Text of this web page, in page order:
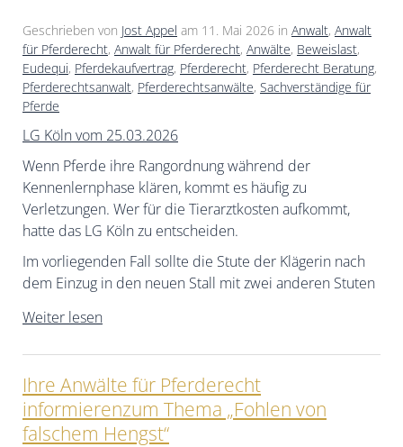
Geschrieben von Jost Appel am 11. Mai 2026 in Anwalt, Anwalt
für Pferderecht, Anwalt für Pferderecht, Anwälte, Beweislast,
Eudequi, Pferdekaufvertrag, Pferderecht, Pferderecht Beratung,
Pferderechtsanwalt, Pferderechtsanwälte, Sachverständige für
Pferde
LG Köln vom 25.03.2026
Wenn Pferde ihre Rangordnung während der
Kennenlernphase klären, kommt es häufig zu
Verletzungen. Wer für die Tierarztkosten aufkommt,
hatte das LG Köln zu entscheiden.
Im vorliegenden Fall sollte die Stute der Klägerin nach
dem Einzug in den neuen Stall mit zwei anderen Stuten
Weiter lesen
Ihre Anwälte für Pferderecht
informierenzum Thema „Fohlen von
falschem Hengst“